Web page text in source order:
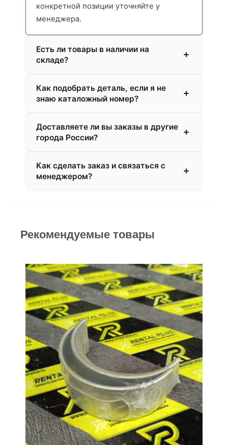
конкретной позиции уточняйте у
менеджера.
Есть ли товары в наличии на
складе?
Как подобрать деталь, если я не
знаю каталожный номер?
Доставляете ли вы заказы в другие
города России?
Как сделать заказ и связаться с
менеджером?
Рекомендуемые товары